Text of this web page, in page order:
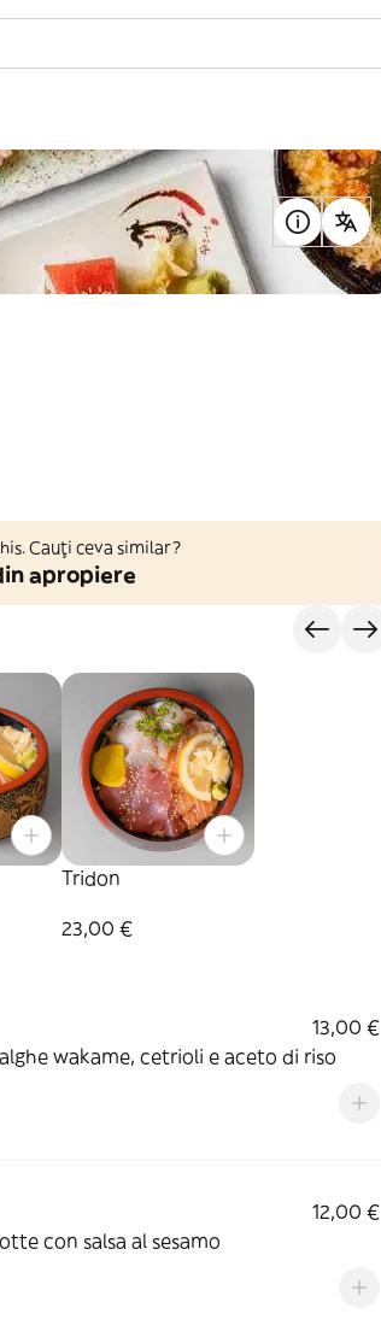
Cauți ceva similar?
apropiere
Tridon
23,00 €
13,00 €
wakame, cetrioli e aceto di riso
12,00 €
con salsa al sesamo